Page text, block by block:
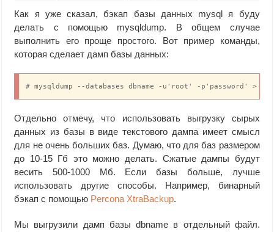
Как я уже сказал, бэкап базы данных mysql я буду
делать с помощью mysqldump. В общем случае
выполнить его проще простого. Вот пример команды,
которая сделает дамп базы данных:
# mysqldump --databases dbname -u'root' -p'password' >
Отдельно отмечу, что использовать выгрузку сырых
данных из базы в виде текстового дампа имеет смысл
для не очень больших баз. Думаю, что для баз размером
до 10-15 Гб это можно делать. Сжатые дампы будут
весить 500-1000 Мб. Если базы больше, лучше
использовать другие способы. Например, бинарный
бэкап с помощью Percona XtraBackup.
Мы выгрузили дамп базы dbname в отдельный файл.